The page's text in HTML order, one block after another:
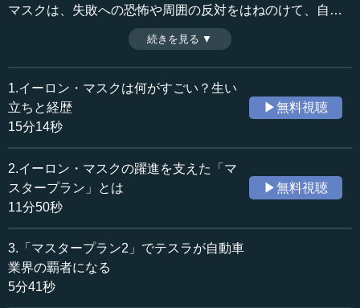
マスクは、失敗への恐怖や周囲の反対をはねのけて、自分
のアイデアを信じ、実行することができるのか。マスクの
言葉から成功のための方法を学ぶ。（全7話中第5話）
※インタビュアー：川上達史（テンミニッツTV編集長）
収録日：2022年6月22日
追加日：2022年9月20日
カテゴリー：
ビジネス・経営
●思い込みの壁を超えないと新しいモノは作れない
―― 続きまして、「恐れるな、自分で自分の限界を決め
桑原 はい。
続きを見る ▼
1.イーロン・マスクは何がすごい？生い
立ちと経歴
15分14秒
▶無料視聴
2.イーロン・マスクの躍進を支えた「マ
スタープラン」とは
11分50秒
▶無料視聴
3.「マスタープラン2」でテスラが自動車
業界の覇者になる
5分41秒